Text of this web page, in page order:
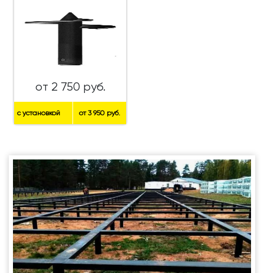
от 2 750 руб.
с установкой от 3 950 руб.